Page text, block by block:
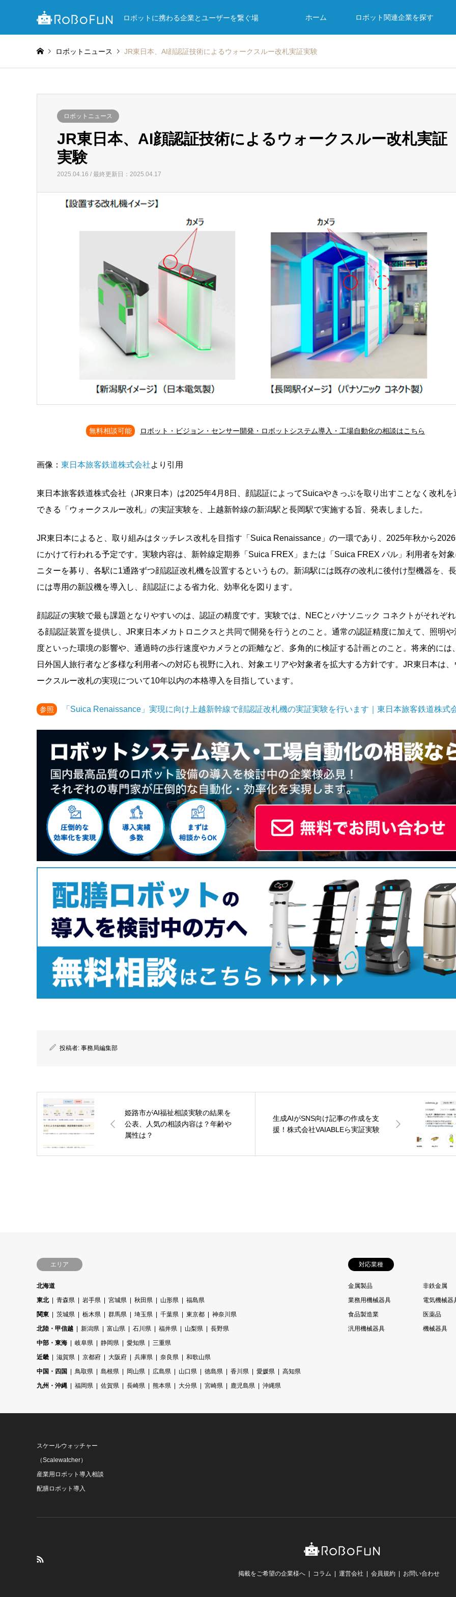
ロボットに携わる企業とユーザーを繋ぐ場 ホーム ロボット関連企業を探す
ロボットニュース JR東日本、AI顔認証技術によるウォークスルー改札実証実験
ロボットニュース
JR東日本、AI顔認証技術によるウォークスルー改札実証
実験
2025.04.16 / 最終更新日：2025.04.17
無料相談可能 ロボット・ビジョン・センサー開発・ロボットシステム導入・工場自動化の相談はこちら
画像： 東日本旅客鉄道株式会社より引用
東日本旅客鉄道株式会社（JR東日本）は2025年4月8日、顔認証によってSuicaやきっぷを取り出すことなく改札を
できる「ウォークスルー改札」の実証実験を、上越新幹線の新潟駅と長岡駅で実施する旨、発表しました。
JR東日本によると、取り組みはタッチレス改札を目指す「Suica Renaissance」の一環であり、2025年秋から
にかけて行われる予定です。実験内容は、新幹線定期券「Suica FREX」または「Suica FREX パル」利用者を対
ニターを募り、各駅に1通路ずつ顔認証改札機を設置するというもの。新潟駅には既存の改札に後付け型機器を、
には専用の新設機を導入し、顔認証による省力化、効率化を図ります。
顔認証の実験で最も課題となりやすいのは、認証の精度です。実験では、NECとパナソニック コネクトがそれぞ
る顔認証装置を提供し、JR東日本メカトロニクスと共同で開発を行うとのこと。通常の認証精度に加えて、照明や
度といった環境の影響や、通過時の歩行速度やカメラとの距離など、多角的に検証する計画とのこと。将来的には
日外国人旅行者など多様な利用者への対応も視野に入れ、対象エリアや対象者を拡大する方針です。JR東日本は、
ークスルー改札の実現について10年以内の本格導入を目指しています。
参照 「Suica Renaissance」実現に向け上越新幹線で顔認証改札機の実証実験を行います｜東日本旅客鉄道株式
投稿者: 事務局編集部
姫路市がAI福祉相談実験の結果を
公表、人気の相談内容は？年齢や
属性は？
生成AIがSNS向け記事の作成を支
援！株式会社VAIABLEら実証実験
エリア
北海道
東北
青森県 岩手県 宮城県 秋田県 山形県
福島県
関東
茨城県 栃木県 群馬県 埼玉県 千葉県 東京都
神奈川県
北陸・甲信越
新潟県 富山県 石川県 福井県 山梨県
長野県
中部・東海
岐阜県 静岡県 愛知県
三重県
近畿
滋賀県 京都府 大阪府 兵庫県 奈良県
和歌山県
中国・四国
鳥取県 島根県 岡山県 広島県 山口県 徳島県 香川県 愛媛県
高知県
九州・沖縄
福岡県 佐賀県 長崎県 熊本県 大分県 宮崎県 鹿児島県 沖縄県
対応業種
金属製品
非鉄金属
業務用機械器具
電気機械器
食品製造業
医薬品
汎用機械器具
機械器具
スケールウォッチャー
（Scalewatcher）
産業用ロボット導入相談
配膳ロボット導入
掲載をご希望の企業様へ コラム 運営会社 会員規約 お問い合わせ